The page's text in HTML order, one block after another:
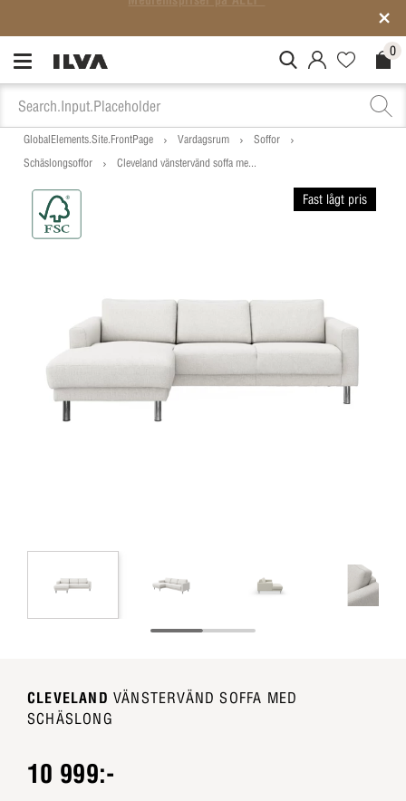
MitIlva.Login 0
GlobalElements.Site.FrontPage Vardagsrum
Soffor
Schäslongsoffor
Cleveland vänstervänd soffa me...
Fast lågt pris
CLEVELAND VÄNSTERVÄND SOFFA MED
SCHÄSLONG
10 999:-